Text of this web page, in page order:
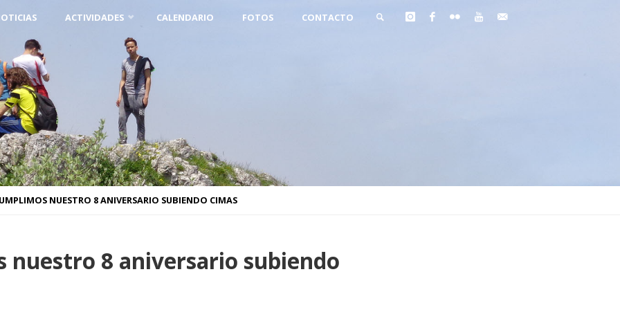
ACTIVIDADES CALENDARIO FOTOS CONTACTO
NUESTRO 8 ANIVERSARIO SUBIENDO CIMAS
nuestro 8 aniversario subiendo